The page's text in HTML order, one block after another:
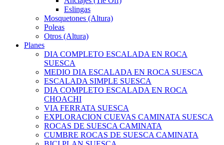
Eslingas
Mosquetones (Altura)
Poleas
Otros (Altura)
Planes
DIA COMPLETO ESCALADA EN ROCA
SUESCA
MEDIO DIA ESCALADA EN ROCA SUESCA
ESCALADA SIMPLE SUESCA
DIA COMPLETO ESCALADA EN ROCA
CHOACHI
VIA FERRATA SUESCA
EXPLORACION CUEVAS CAMINATA SUESCA
ROCAS DE SUESCA CAMINATA
CUMBRE ROCAS DE SUESCA CAMINATA